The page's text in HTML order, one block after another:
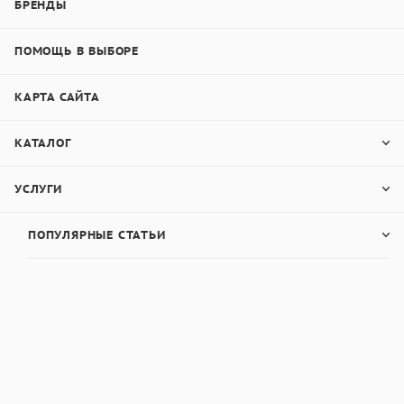
БРЕНДЫ
ПОМОЩЬ В ВЫБОРЕ
КАРТА САЙТА
КАТАЛОГ
УСЛУГИ
ПОПУЛЯРНЫЕ СТАТЬИ